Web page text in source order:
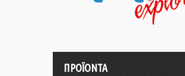
ΠΡΟΪΟΝΤΑ